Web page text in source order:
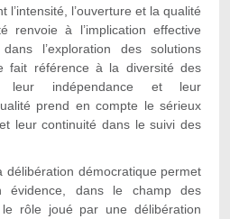
l’intensité, l’ouverture et la qualité
renvoie à l’implication effective
l’exploration des solutions
fait référence à la diversité des
leur indépendance et leur
prend en compte le sérieux
leur continuité dans le suivi des
délibération démocratique permet
évidence, dans le champ des
le rôle joué par une délibération